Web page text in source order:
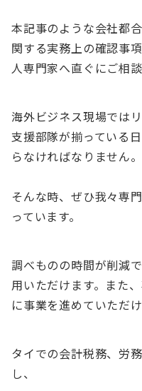
本記事のような会社都
関する実務上の確認事
人専門家へ直ぐにご相
海外ビジネス現場では
支援部隊が揃っている
らなければなりません。
そんな時、ぜひ我々専
っています。
調べものの時間が削減
用いただけます。また、
に事業を進めていただ
タイでの会計税務、労
し、